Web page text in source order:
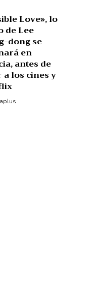
Love», lo
de Lee
dong se
en
antes de
a los cines y